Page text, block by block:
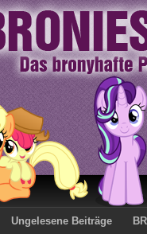
Ungelesene Beiträge